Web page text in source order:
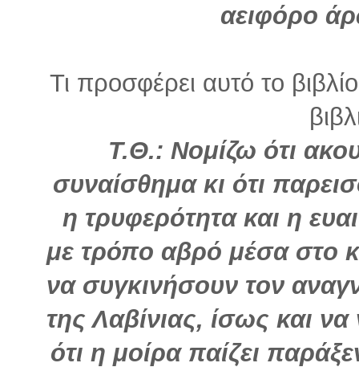
αειφόρο
Τι προσφέρει αυτό το
Τ.Θ.: Νομίζω ότι
συναίσθημα κι ότι
η τρυφερότητα και η
με τρόπο αβρό μέσα στο
να συγκινήσουν τον
της Λαβίνιας, ίσως και
ότι η μοίρα παίζει